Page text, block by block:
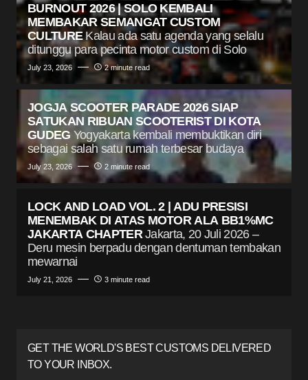
BURNOUT 2026 | SOLO KEMBALI
MEMBAKAR SEMANGAT CUSTOM
CULTURE Kalau ada satu agenda yang selalu
ditunggu para pecinta motor custom di Solo
July 23, 2026 2 minute read
JOGJA SCOOTER PARADE 2026 SIAP
SATUKAN RIBUAN SCOOTERIST DI KOTA
GUDEG Yogyakarta kembali membuktikan diri
sebagai salah satu rumah terbesar budaya
July 23, 2026 2 minute read
LOCK AND LOAD VOL. 2 | ADU PRESISI
MENEMBAK DI ATAS MOTOR ALA BB1%MC
JAKARTA CHAPTER Jakarta, 20 Juli 2026 –
Deru mesin berpadu dengan dentuman tembakan
mewarnai
July 21, 2026 3 minute read
GET THE WORLD'S BEST CUSTOMS DELIVERED
TO YOUR INBOX.